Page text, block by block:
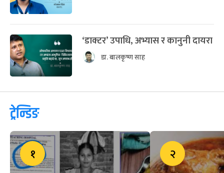
‘डाक्टर’ उपाधि, अभ्यास र कानुनी दायरा
डा. बालकृष्ण साह
ट्रेन्डिङ
१ २